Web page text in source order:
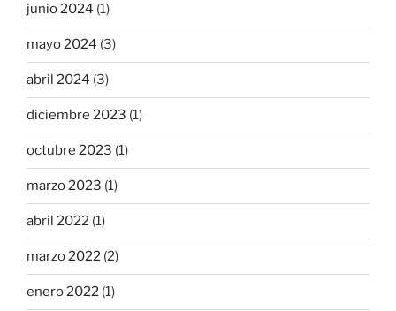
junio 2024 (1)
mayo 2024 (3)
abril 2024 (3)
diciembre 2023 (1)
octubre 2023 (1)
marzo 2023 (1)
abril 2022 (1)
marzo 2022 (2)
enero 2022 (1)